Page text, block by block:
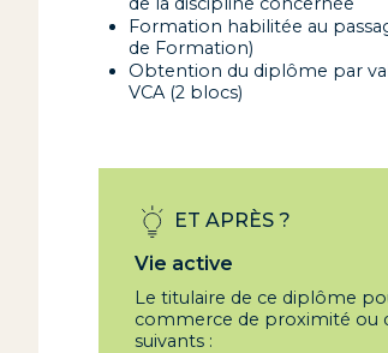
Formation habilitée au
de Formation)
Obtention du diplôme par
VCA (2 blocs)
ET APRÈS ?
Vie active
Le titulaire de ce diplôme
commerce de proximité ou
suivants :